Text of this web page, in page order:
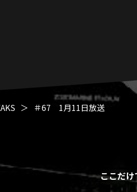
＃67 1月11日放送
ここだ